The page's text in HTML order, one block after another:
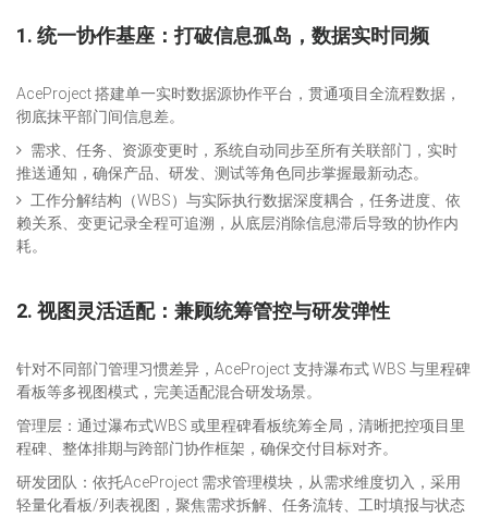
1. 统一协作基座：打破信息孤岛，数据实时同频
AceProject 搭建单一实时数据源协作平台，贯通项目全流程数据，
彻底抹平部门间信息差。
需求、任务、资源变更时，系统自动同步至所有关联部门，实时
推送通知，确保产品、研发、测试等角色同步掌握最新动态。
工作分解结构（WBS）与实际执行数据深度耦合，任务进度、依
赖关系、变更记录全程可追溯，从底层消除信息滞后导致的协作内
耗。
2. 视图灵活适配：兼顾统筹管控与研发弹性
针对不同部门管理习惯差异，AceProject 支持瀑布式 WBS 与里程碑
看板等多视图模式，完美适配混合研发场景。
管理层：通过瀑布式WBS 或里程碑看板统筹全局，清晰把控项目里
程碑、整体排期与跨部门协作框架，确保交付目标对齐。
研发团队：依托AceProject 需求管理模块，从需求维度切入，采用
轻量化看板/列表视图，聚焦需求拆解、任务流转、工时填报与状态